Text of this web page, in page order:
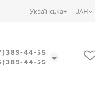
UAH
Українська
44-55
44-55